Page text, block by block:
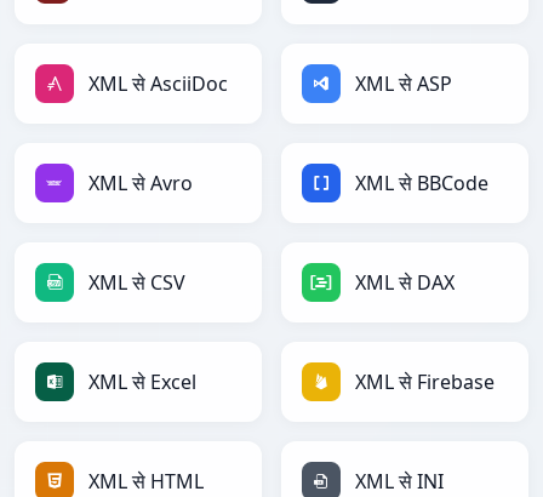
XML से AsciiDoc XML से ASP
XML से Avro XML से BBCode
XML से CSV XML से DAX
XML से Excel XML से Firebase
XML से HTML XML से INI